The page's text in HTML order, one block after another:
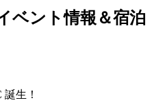
ベント情報＆宿泊
誕生！